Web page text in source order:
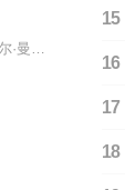
,乔比·詹姆斯,卡姆·帕特森,Scott Kasics
15
16
17
18